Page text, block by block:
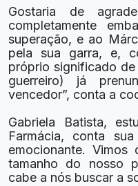
Gostaria de
completamente
superação, e ao
pela sua garra, e,
próprio significado
guerreiro) já
vencedor”, conta a
Gabriela Batista,
Farmácia, conta
emocionante. Vimos
tamanho do nosso
cabe a nós buscar a